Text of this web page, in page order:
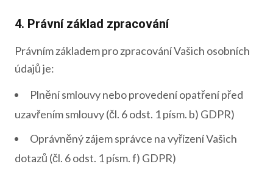
4. Právní základ zpracování
Právním základem pro zpracování Vašich osobních
údajů je:
Plnění smlouvy nebo provedení opatření před
uzavřením smlouvy (čl. 6 odst. 1 písm. b) GDPR)
Oprávněný zájem správce na vyřízení Vašich
dotazů (čl. 6 odst. 1 písm. f) GDPR)